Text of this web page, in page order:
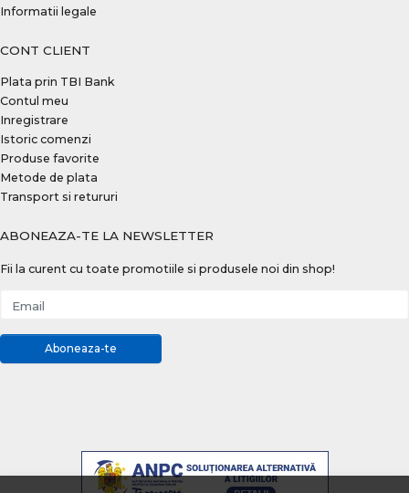
Informatii legale
CONT CLIENT
Plata prin TBI Bank
Contul meu
Inregistrare
Istoric comenzi
Produse favorite
Metode de plata
Transport si retururi
ABONEAZA-TE LA NEWSLETTER
Fii la curent cu toate promotiile si produsele noi din shop!
Email
Aboneaza-te